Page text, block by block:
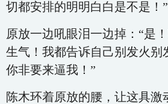
切都安排的明明白白是不是！”
原放一边吼眼泪一边掉：“是
生气！我都告诉自己别发火别
你非要来逼我！”
陈木环着原放的腰，让这具激